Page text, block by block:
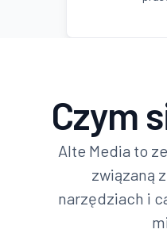
Czym
Alte Media to
związaną
narzędziach i